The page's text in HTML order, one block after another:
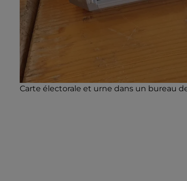
Carte électorale et urne dans un bureau